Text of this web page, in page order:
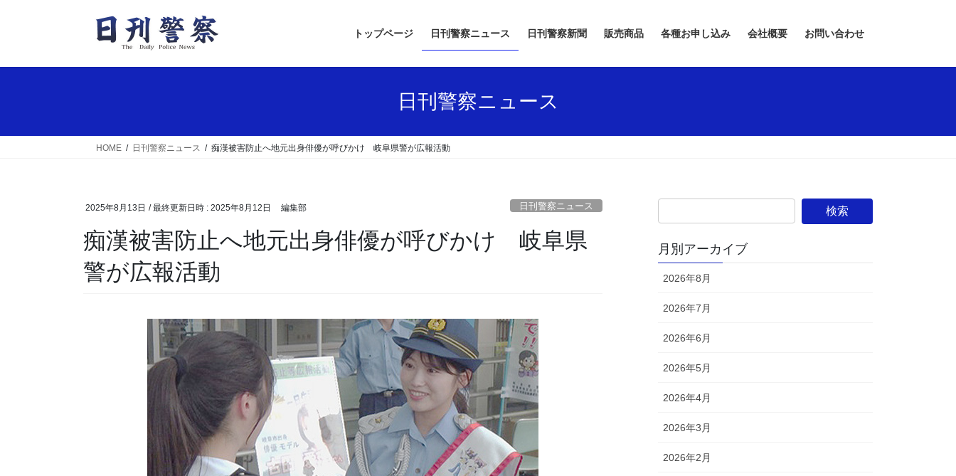
トップページ 日刊警察ニュース 日刊警察新聞 販売商品 各種お申し込み 会社概要 お問い合わせ
日刊警察ニュース
HOME 日刊警察ニュース 痴漢被害防止へ地元出身俳優が呼びかけ 岐阜県警が広報活動
2025年8月13日 / 最終更新日時 : 2025年8月12日 編集部 日刊警察ニュース
痴漢被害防止へ地元出身俳優が呼びかけ 岐阜県
警が広報活動
月別アーカイブ
2026年8月
2026年7月
2026年6月
2026年5月
2026年4月
2026年3月
2026年2月